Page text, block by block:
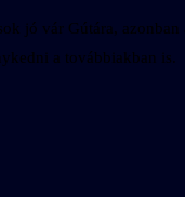
jó vár Gútára,
a továbbiakban is.